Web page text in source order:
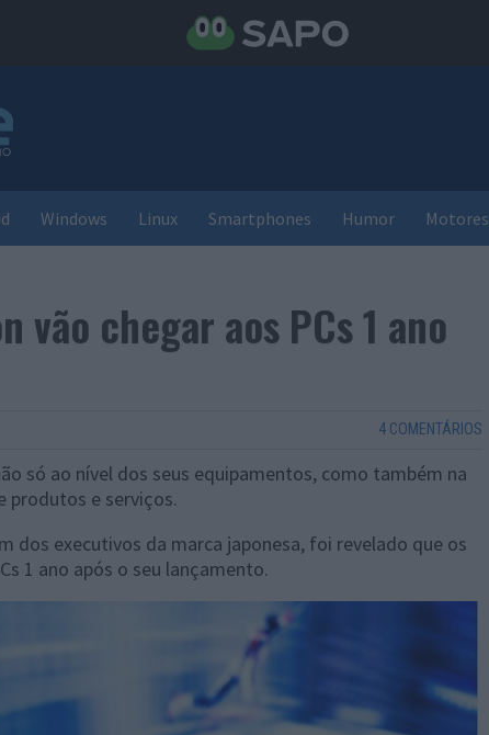
Windows Linux Smartphones Humor Motores
vão chegar aos PCs 1 ano
4 COMENTÁRIOS
só ao nível dos seus equipamentos, como também na
produtos e serviços.
dos executivos da marca japonesa, foi revelado que os
1 ano após o seu lançamento.